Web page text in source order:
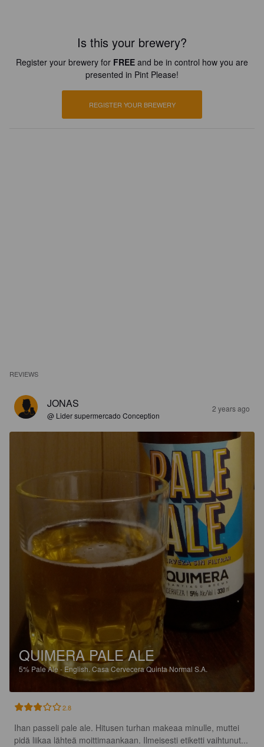
Is this your brewery?
Register your brewery for FREE and be in control how you are
presented in Pint Please!
REGISTER YOUR BREWERY
REVIEWS
JONAS
@ Lider supermercado Conception
2 years ago
QUIMERA PALE ALE
5% Pale Ale - English. Casa Cervecera Quinta Normal S.A.
2.8
Ihan passeli pale ale. Hitusen turhan makeaa minulle, muttei
pidä liikaa lähteä moittimaankaan. Ilmeisesti etiketti vaihtunut...